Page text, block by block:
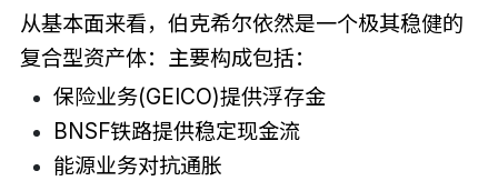
从基本面来看，伯克希尔依然是一个极其稳健的
复合型资产体：主要构成包括：
保险业务(GEICO)提供浮存金
BNSF铁路提供稳定现金流
能源业务对抗通胀